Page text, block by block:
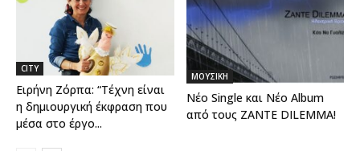
CITY
Ειρήνη Ζόρπα: “Τέχνη είναι
η δημιουργική έκφραση που
μέσα στο έργο...
ΜΟΥΣΙΚΗ
Νέο Single και Νέο Album
από τους ZANTE DILEMMA!